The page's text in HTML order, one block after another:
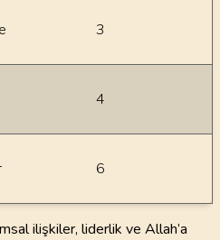
3
4
6
ilişkiler, liderlik ve Allah’a